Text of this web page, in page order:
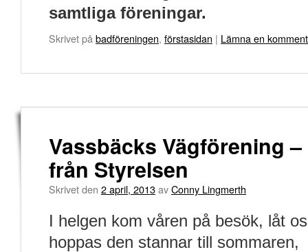
samtliga föreningar.
Skrivet på badföreningen, förstasidan | Lämna en
Vassbäcks Vägförening
från Styrelsen
Skrivet den 2 april, 2013avConny Lingmerth
I helgen kom våren på besök, låt
hoppas den stannar till sommaren,